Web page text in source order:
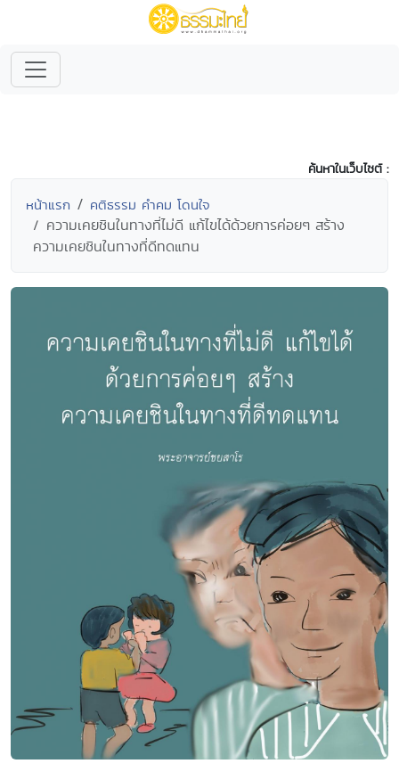
ค้นหาในเว็บไซต์ :
หน้าแรก คติธรรม คำคม โดนใจ
ความเคยชินในทางที่ไม่ดี แก้ไขได้ด้วยการค่อยๆ สร้าง
ความเคยชินในทางที่ดีทดแทน